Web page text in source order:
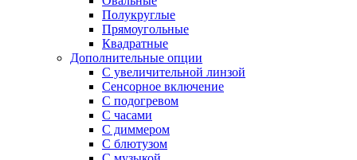
Полукруглые
Прямоугольные
Квадратные
Дополнительные опции
C увеличительной линзой
Сенсорное включение
С подогревом
С часами
С диммером
С блютузом